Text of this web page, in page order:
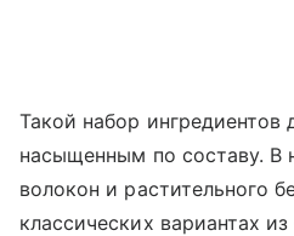
Такой набор ингредиентов
насыщенным по составу.
волокон и растительного
классических вариантах